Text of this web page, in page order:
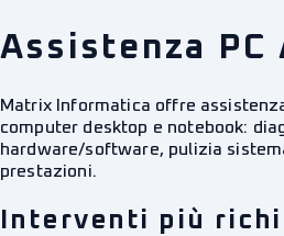
Assistenza PC
Matrix Informatica offre
computer desktop e notebook:
hardware/software, pulizia
prestazioni.
Interventi più